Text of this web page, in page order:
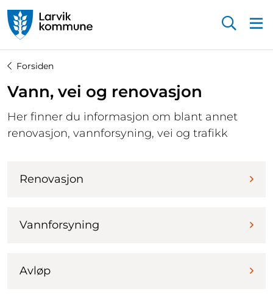
Forsiden
Vann, vei og renovasjon
Her finner du informasjon om blant annet
renovasjon, vannforsyning, vei og trafikk
Renovasjon
Vannforsyning
Avløp